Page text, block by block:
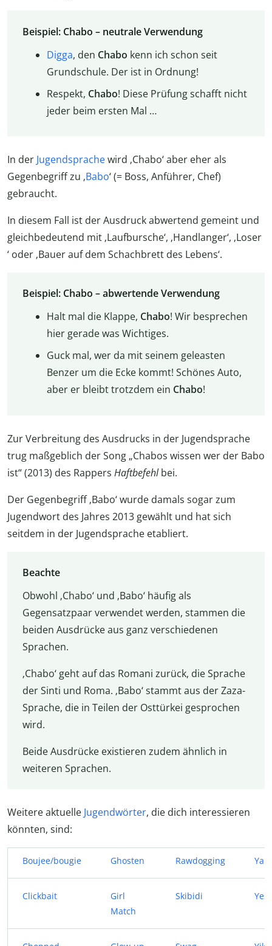
Beispiel: Chabo – neutrale Verwendung
Digga, den Chabo kenn ich schon seit
Grundschule. Der ist in Ordnung!
Respekt, Chabo! Diese Prüfung schafft nicht
jeder beim ersten Mal …
In der Jugendsprachewird ‚Chabo‘ aber eher als
Gegenbegriff zu ‚Babo‘ (= Boss, Anführer, Chef)
gebraucht.
In diesem Fall ist der Ausdruck abwertend gemeint und
gleichbedeutend mit ‚Laufbursche‘, ‚Handlanger‘, ‚Loser
‘ oder ‚Bauer auf dem Schachbrett des Lebens‘.
Beispiel: Chabo – abwertende Verwendung
Halt mal die Klappe, Chabo! Wir besprechen
hier gerade was Wichtiges.
Guck mal, wer da mit seinem geleasten
Benzer um die Ecke kommt! Schönes Auto,
aber er bleibt trotzdem ein Chabo!
Zur Verbreitung des Ausdrucks in der Jugendsprache
trug maßgeblich der Song „Chabos wissen wer der Babo
ist“ (2013) des Rappers Haftbefehlbei.
Der Gegenbegriff ‚Babo‘ wurde damals sogar zum
Jugendwort des Jahres 2013 gewählt und hat sich
seitdem in der Jugendsprache etabliert.
Beachte
Obwohl ‚Chabo‘ und ‚Babo‘ häufig als
Gegensatzpaar verwendet werden, stammen die
beiden Ausdrücke aus ganz verschiedenen
Sprachen.
‚Chabo‘ geht auf das Romani zurück, die Sprache
der Sinti und Roma. ‚Babo‘ stammt aus der Zaza-
Sprache, die in Teilen der Osttürkei gesprochen
wird.
Beide Ausdrücke existieren zudem ähnlich in
weiteren Sprachen.
Weitere aktuelle Jugendwörter, die dich interessieren
könnten, sind:
Boujee/bougie Ghosten Rawdogging
Clickbait
Girl
Match
Skibidi